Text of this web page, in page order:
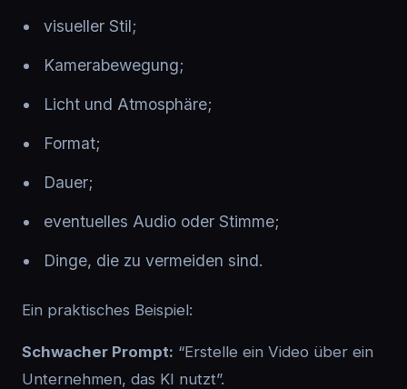
visueller Stil;
Kamerabewegung;
Licht und Atmosphäre;
Format;
Dauer;
eventuelles Audio oder Stimme;
Dinge, die zu vermeiden sind.
Ein praktisches Beispiel:
Schwacher Prompt: “Erstelle ein Video über ein
Unternehmen, das KI nutzt”.